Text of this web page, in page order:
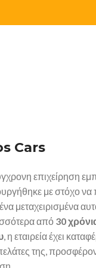
Cars
επιχείρηση
με στόχο να
μεταχειρισμένα
από 30
, η εταιρεία έχει
της,